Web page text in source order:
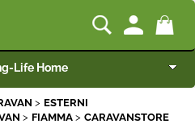
Life Home
e Caravan
ESTERNI
FIAMMA CARAVANSTORE